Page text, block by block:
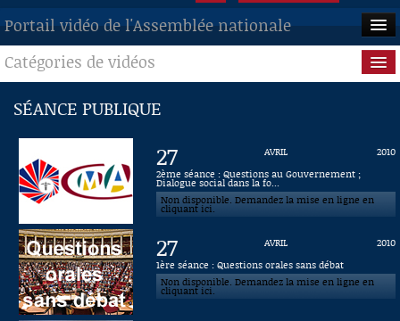
Portail vidéo de l'Assemblée nationale
ACCUEIL
EN DIRECT
À LA DEMANDE
RECHERCHE
AIDE À LA DÉCOUPE
DE VIDÉOS
Catégories de vidéos
Séance publique
Questions au Gouvernement
Commissions
Présidence
Évènements
Connaissance, Histoire
SÉANCE PUBLIQUE
27 AVRIL
2010
2ème séance : Questions au Gouvernement ;
Dialogue social dans la fo...
Non disponible. Demandez la mise en ligne en
cliquant ici.
27 AVRIL
2010
1ère séance : Questions orales sans débat
Non disponible. Demandez la mise en ligne en
cliquant ici.